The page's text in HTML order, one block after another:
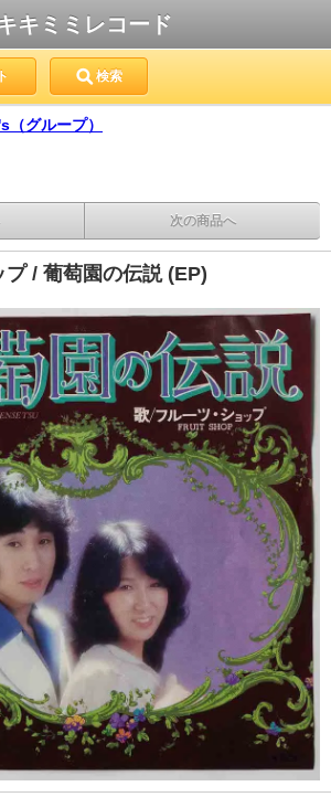
キミミレコード
検索
（グループ）
次の商品へ
プ / 葡萄園の伝説 (EP)